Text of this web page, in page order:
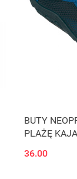
BUTY
PLAŻĘ
36.00